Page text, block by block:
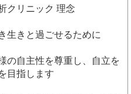
クリニック 理念
生きと過ごせるために
の自主性を尊重し、自立を
目指します